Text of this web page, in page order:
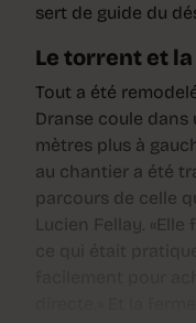
sert de guide du
Le torrent et
Tout a été
Dranse coule
mètres plus à
au chantier a été
parcours de celle
Lucien Fellay.